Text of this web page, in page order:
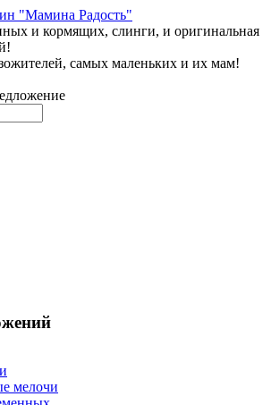
и кормящих, слинги, и оригинальная
самых маленьких и их мам!
мелочи